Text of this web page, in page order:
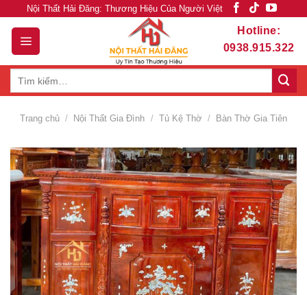
content
Nội Thất Hải Đăng: Thương Hiệu Của Người Việt
Hotline:
0938.915.322
Trang chủ / Nội Thất Gia Đình / Tủ Kệ Thờ / Bàn Thờ Gia Tiên